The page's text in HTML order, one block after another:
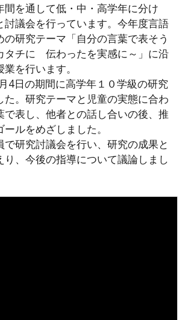
を通して低・中・高学年に分け
討議会を行っています。今年度言語
の研究テーマ「自分の言葉で表そう
タチに 伝わったを実感に～」に沿
を行います。
4日の期間に高学年１０学級の研究
た。研究テーマと児童の実態に合わ
で表し、他者との話し合いの後、推
ルをめざしました。
研究討議会を行い、研究の成果と
り、今後の指導について議論しまし